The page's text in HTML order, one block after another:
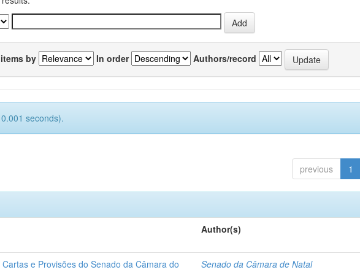
by In order Authors/record
seconds).
previous 1
Author(s)
e Provisões do Senado da Câmara do
Senado da Câmara de Natal